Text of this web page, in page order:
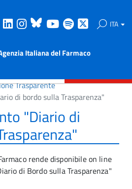
Facebook
Linkedin
Instagram
Bluesky
Youtube
Spotify ITA
Italiana del Farmaco
Trasparente
di bordo sulla Trasparenza"
"Diario di
rende disponibile on line
di Bordo sulla Trasparenza"